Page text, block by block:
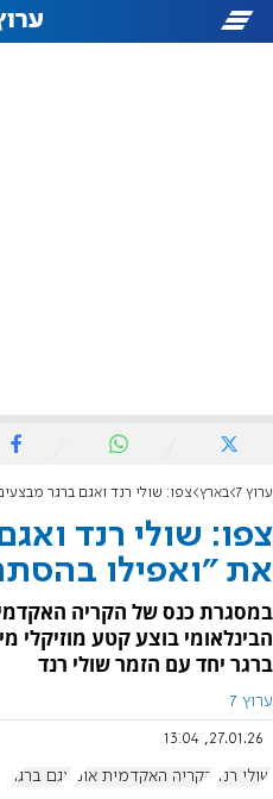
ערוץ 7 בארץ צפו: שולי רנד ואגם ברגר
צפו: שולי רנד
את "ואפילו
במסגרת כנס של הקריה
הבינלאומי בוצע קטע מוזיקלי
ברגר יחד עם הזמר שולי רנד
ערוץ 7
27.01.26, 13:04
שולי רנד הקריה האקדמית אונו אגם ברגר